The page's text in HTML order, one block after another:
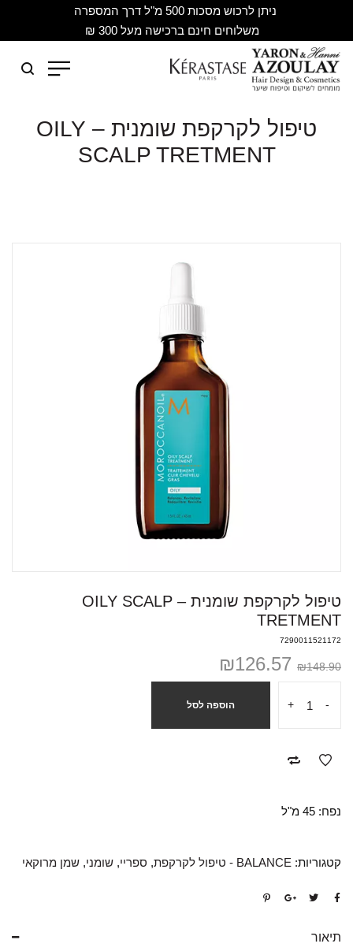
ניתן לרכוש מסכות 500 מ"ל דרך המספרה
משלוחים חינם ברכישה מעל 300 ₪
טיפול לקרקפת שומנית – OILY
SCALP TRETMENT
טיפול לקרקפת שומנית – OILY SCALP
TRETMENT
7290011521172
₪148.90
₪126.57
-
+ הוספה לסל
נפח: 45 מ"ל
קטגוריות: BALANCE - טיפול לקרקפת , ספריי, שומני, שמן מרוקאי
תיאור